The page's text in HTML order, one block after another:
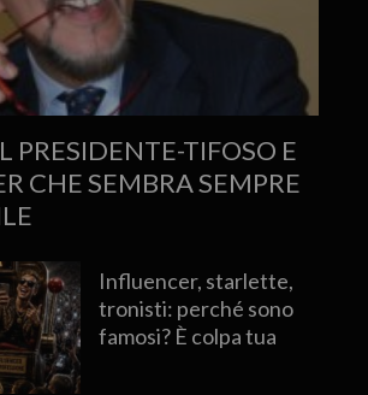
PRESIDENTE-TIFOSO E
CHE SEMBRA SEMPRE
Influencer, starlette,
tronisti: perché sono
famosi? È colpa tua